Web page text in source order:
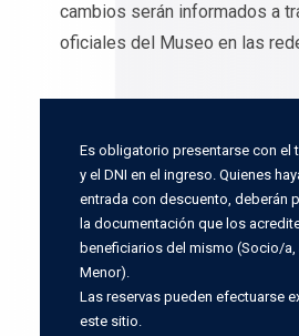
cambios serán informados a
oficiales del Museo en las
Es obligatorio presentarse con el
y el DNI en el ingreso. Quienes
entrada con descuento, deberán
la documentación que los
beneficiarios del mismo (Socio/
Menor).
Las reservas pueden efectuarse
este sitio.